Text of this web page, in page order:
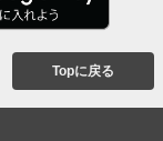
Topに戻る